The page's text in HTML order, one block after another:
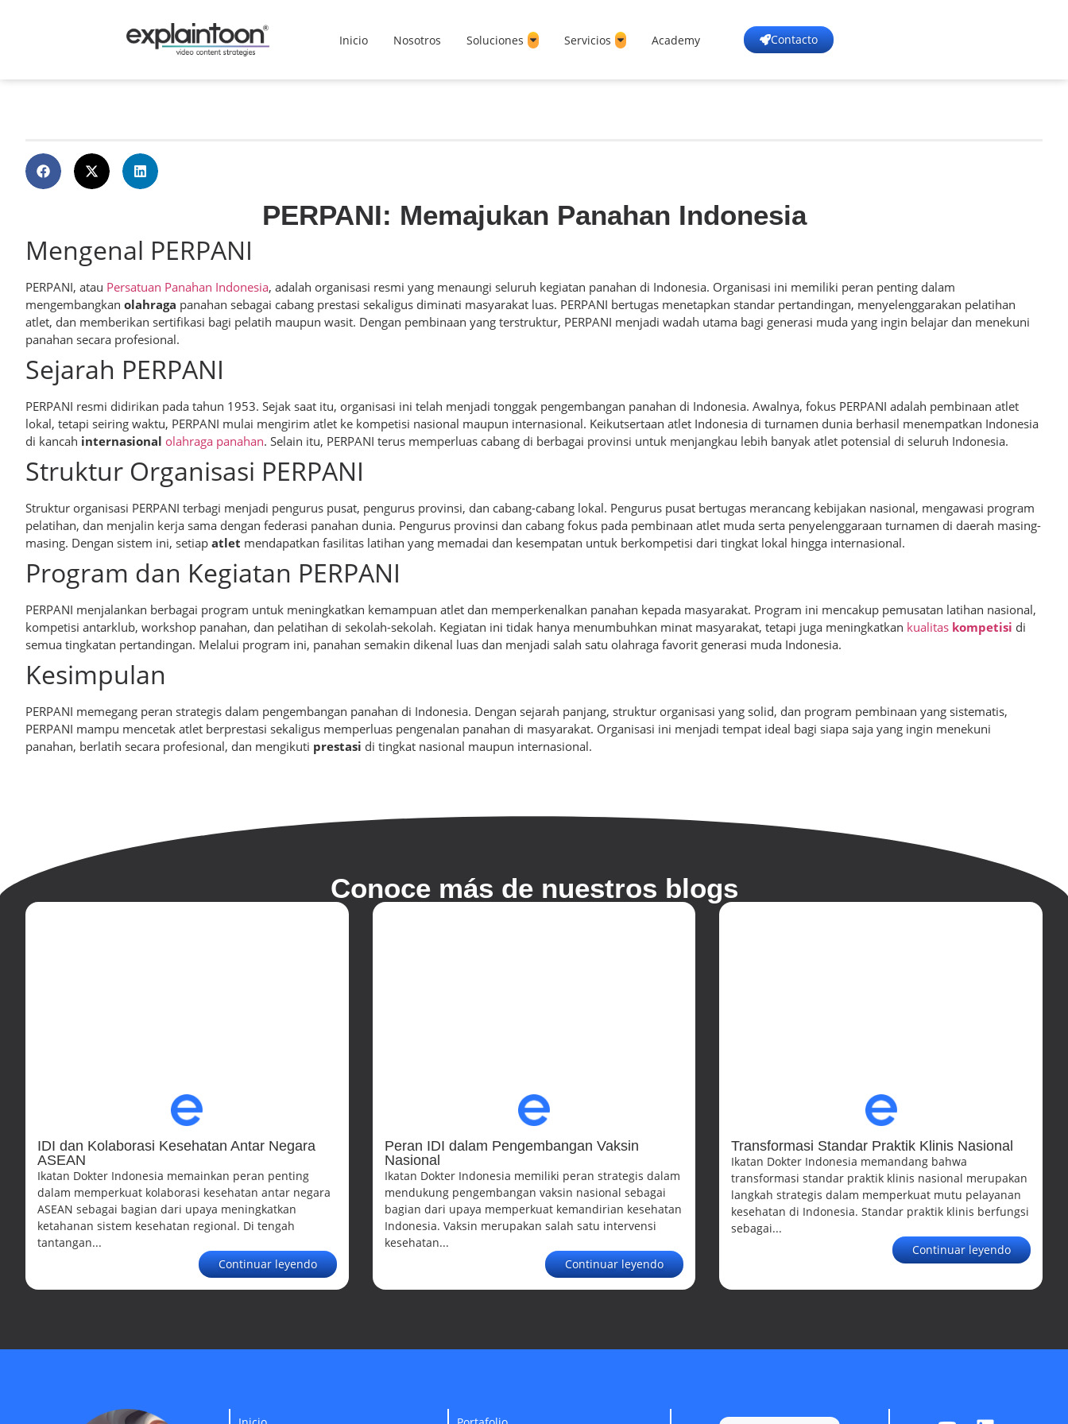
Inicio Nosotros Soluciones Servicios Academy Contacto
PERPANI: Memajukan Panahan Indonesia
Mengenal PERPANI
PERPANI, atau Persatuan Panahan Indonesia, adalah organisasi resmi yang menaungi seluruh kegiatan panahan di Indonesia. Organisasi ini memiliki peran penting dalam
mengembangkan olahraga panahan sebagai cabang prestasi sekaligus diminati masyarakat luas. PERPANI bertugas menetapkan standar pertandingan, menyelenggarakan pelatihan
atlet, dan memberikan sertifikasi bagi pelatih maupun wasit. Dengan pembinaan yang terstruktur, PERPANI menjadi wadah utama bagi generasi muda yang ingin belajar dan menekuni
panahan secara profesional.
Sejarah PERPANI
PERPANI resmi didirikan pada tahun 1953. Sejak saat itu, organisasi ini telah menjadi tonggak pengembangan panahan di Indonesia. Awalnya, fokus PERPANI adalah pembinaan atlet
lokal, tetapi seiring waktu, PERPANI mulai mengirim atlet ke kompetisi nasional maupun internasional. Keikutsertaan atlet Indonesia di turnamen dunia berhasil menempatkan Indonesia
di kancah internasional olahraga panahan. Selain itu, PERPANI terus memperluas cabang di berbagai provinsi untuk menjangkau lebih banyak atlet potensial di seluruh Indonesia.
Struktur Organisasi PERPANI
Struktur organisasi PERPANI terbagi menjadi pengurus pusat, pengurus provinsi, dan cabang-cabang lokal. Pengurus pusat bertugas merancang kebijakan nasional, mengawasi program
pelatihan, dan menjalin kerja sama dengan federasi panahan dunia. Pengurus provinsi dan cabang fokus pada pembinaan atlet muda serta penyelenggaraan turnamen di daerah masing-
masing. Dengan sistem ini, setiap atlet mendapatkan fasilitas latihan yang memadai dan kesempatan untuk berkompetisi dari tingkat lokal hingga internasional.
Program dan Kegiatan PERPANI
PERPANI menjalankan berbagai program untuk meningkatkan kemampuan atlet dan memperkenalkan panahan kepada masyarakat. Program ini mencakup pemusatan latihan nasional,
kompetisi antarklub, workshop panahan, dan pelatihan di sekolah-sekolah. Kegiatan ini tidak hanya menumbuhkan minat masyarakat, tetapi juga meningkatkan kualitas kompetisi di
semua tingkatan pertandingan. Melalui program ini, panahan semakin dikenal luas dan menjadi salah satu olahraga favorit generasi muda Indonesia.
Kesimpulan
PERPANI memegang peran strategis dalam pengembangan panahan di Indonesia. Dengan sejarah panjang, struktur organisasi yang solid, dan program pembinaan yang sistematis,
PERPANI mampu mencetak atlet berprestasi sekaligus memperluas pengenalan panahan di masyarakat. Organisasi ini menjadi tempat ideal bagi siapa saja yang ingin menekuni
panahan, berlatih secara profesional, dan mengikuti prestasi di tingkat nasional maupun internasional.
Conoce más de nuestros blogs
IDI dan Kolaborasi Kesehatan Antar Negara
ASEAN
Ikatan Dokter Indonesia memainkan peran penting
dalam memperkuat kolaborasi kesehatan antar negara
ASEAN sebagai bagian dari upaya meningkatkan
ketahanan sistem kesehatan regional. Di tengah
tantangan...
Continuar leyendo
Peran IDI dalam Pengembangan Vaksin
Nasional
Ikatan Dokter Indonesia memiliki peran strategis dalam
mendukung pengembangan vaksin nasional sebagai
bagian dari upaya memperkuat kemandirian kesehatan
Indonesia. Vaksin merupakan salah satu intervensi
kesehatan...
Continuar leyendo
Transformasi Standar Praktik Klinis Nasional
Ikatan Dokter Indonesia memandang bahwa
transformasi standar praktik klinis nasional merupakan
langkah strategis dalam memperkuat mutu pelayanan
kesehatan di Indonesia. Standar praktik klinis berfungsi
sebagai...
Continuar leyendo